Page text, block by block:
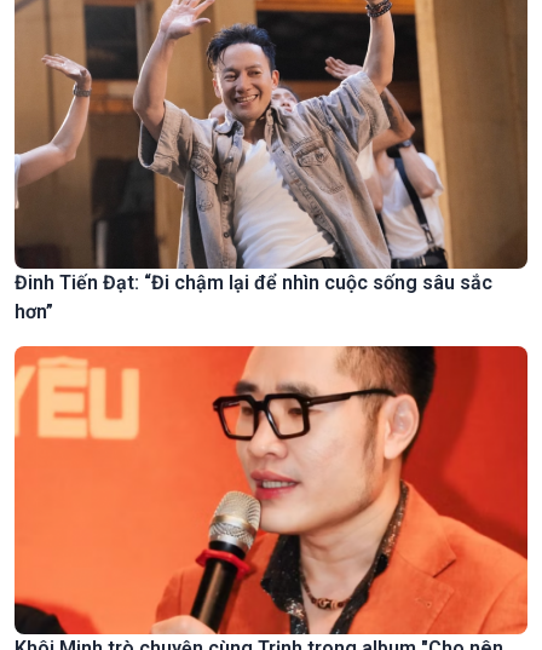
Đinh Tiến Đạt: “Đi chậm lại để nhìn cuộc sống sâu sắc
hơn”